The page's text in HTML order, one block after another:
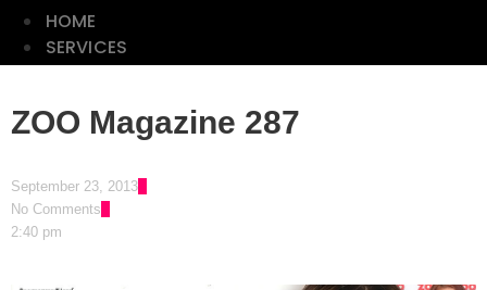
HOME
SERVICES
ลลนา
พลอย
แกม
ZOO Magazine 287
September 23, 2013
No Comments
2:40 pm